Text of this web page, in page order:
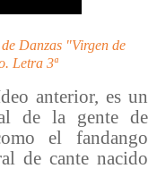
Danzas "Virgen de
Letra 3ª
anterior, es un
de la gente de
el fandango
de cante nacido